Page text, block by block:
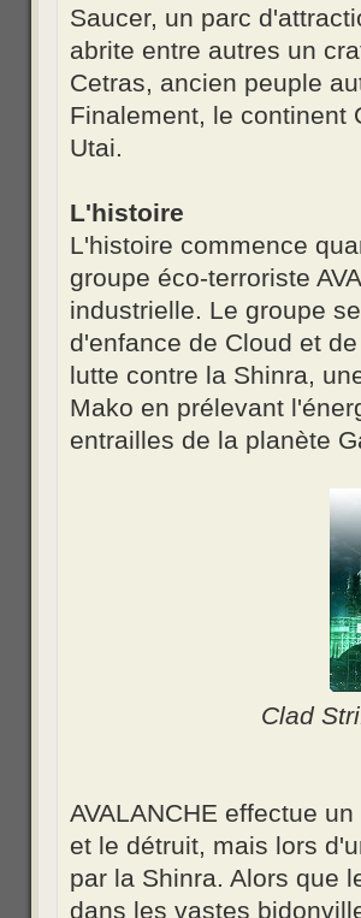
Saucer, un parc
abrite entre autres un
Cetras, ancien peuple
Finalement, le continent
Utai.
L'histoire
L'histoire commence
groupe éco-terroriste
industrielle. Le groupe
d'enfance de Cloud et
lutte contre la Shinra,
Mako en prélevant
entrailles de la planète
Clad
AVALANCHE effectue
et le détruit, mais lors
par la Shinra. Alors que
dans les vastes